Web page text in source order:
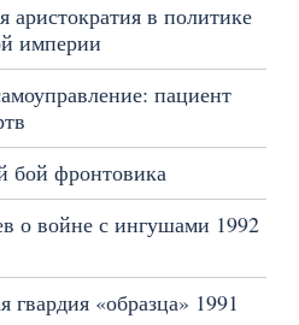
аристократия в политике
империи
пациент
бой фронтовика
о войне с ингушами 1992
гвардия «образца» 1991